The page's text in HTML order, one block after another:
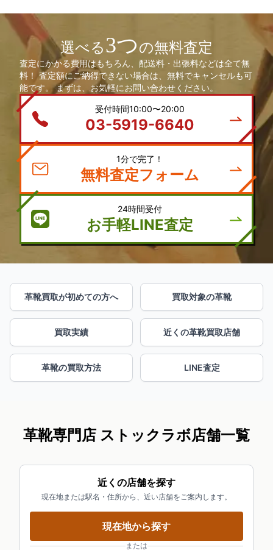
選べる3つの無料査定
査定にかかる費用はもちろん、配送料・出張料などは全て無
料！ 査定額にご納得できない場合は、無料でキャンセルも可
能です。 まずは、お気軽にお問い合わせください。
受付時間10:00〜20:00
03-5919-6640
1分で完了！
無料査定フォーム
24時間受付
お手軽LINE査定
革靴買取が初めての方へ 買取対象の革靴
買取実績 近くの革靴買取店舗
革靴の買取方法 LINE査定
革靴専門店 ストックラボ店舗一覧
近くの店舗を探す
現在地または駅名・住所から、近い店舗をご案内します。
現在地から探す
または